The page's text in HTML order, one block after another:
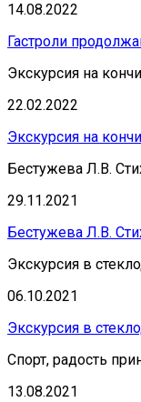
14.08.2022
Гастроли
Экскурсия на
22.02.2022
Экскурсия на
Бестужева Л.В.
29.11.2021
Бестужева Л.В.
Экскурсия в
06.10.2021
Экскурсия в
Спорт, радость
13.08.2021